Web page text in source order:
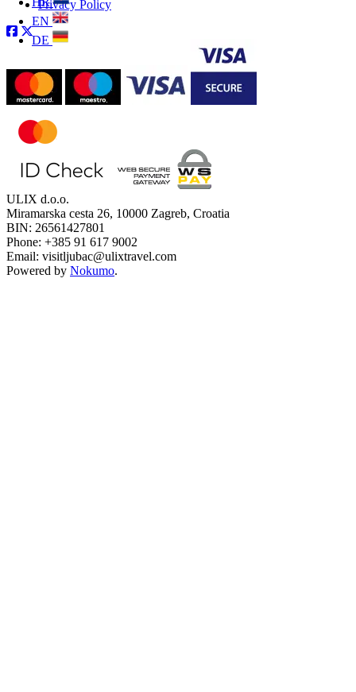
EN
DE
Privacy Policy
ULIX d.o.o.
Miramarska cesta 26, 10000 Zagreb, Croatia
BIN: 26561427801
Phone: +385 91 617 9002
Email: visitljubac@ulixtravel.com
Powered by Nokumo.